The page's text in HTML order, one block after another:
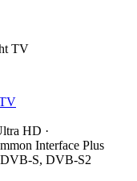
HD ·
Interface Plus
S, DVB-S2